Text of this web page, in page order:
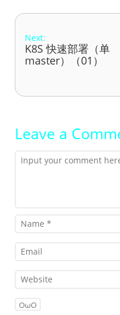
Next:
K8S 快速部署（单
master）（01）
Leave a
OωO